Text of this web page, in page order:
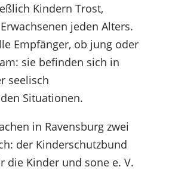
Kindern Trost,
jeden Alters.
Empfänger, ob jung oder
sie befinden sich in
seelisch
Situationen.
in Ravensburg zwei
der Kinderschutzbund
die Kinder und sone e. V.